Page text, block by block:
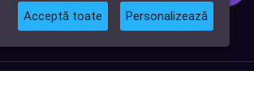
Acceptă toate Personalizează